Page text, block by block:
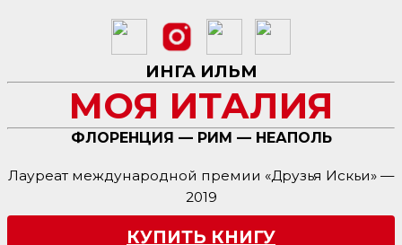
ИНГА ИЛЬМ
МОЯ ИТАЛИЯ
ФЛОРЕНЦИЯ — РИМ — НЕАПОЛЬ
Лауреат международной премии «Друзья Искьи» —
2019
КУПИТЬ КНИГУ